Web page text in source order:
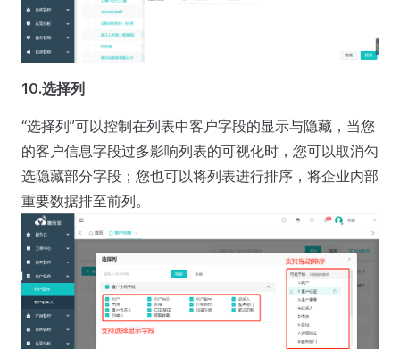
10.选择列
“选择列”可以控制在列表中客户字段的显示与隐藏，当您
的客户信息字段过多影响列表的可视化时，您可以取消勾
选隐藏部分字段；您也可以将列表进行排序，将企业内部
重要数据排至前列。